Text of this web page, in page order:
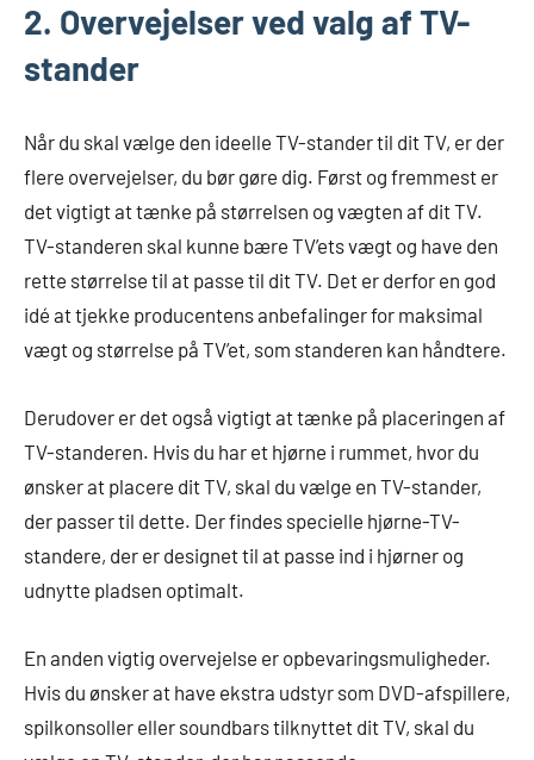
2. Overvejelser ved valg af TV-
stander
Når du skal vælge den ideelle TV-stander til dit TV, er der
flere overvejelser, du bør gøre dig. Først og fremmest er
det vigtigt at tænke på størrelsen og vægten af dit TV.
TV-standeren skal kunne bære TV’ets vægt og have den
rette størrelse til at passe til dit TV. Det er derfor en god
idé at tjekke producentens anbefalinger for maksimal
vægt og størrelse på TV’et, som standeren kan håndtere.
Derudover er det også vigtigt at tænke på placeringen af
TV-standeren. Hvis du har et hjørne i rummet, hvor du
ønsker at placere dit TV, skal du vælge en TV-stander,
der passer til dette. Der findes specielle hjørne-TV-
standere, der er designet til at passe ind i hjørner og
udnytte pladsen optimalt.
En anden vigtig overvejelse er opbevaringsmuligheder.
Hvis du ønsker at have ekstra udstyr som DVD-afspillere,
spilkonsoller eller soundbars tilknyttet dit TV, skal du